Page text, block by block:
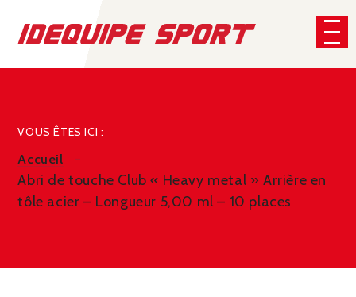
VOUS ÊTES ICI :
Accueil
Abri de touche Club « Heavy metal » Arrière en
tôle acier – Longueur 5,00 ml – 10 places